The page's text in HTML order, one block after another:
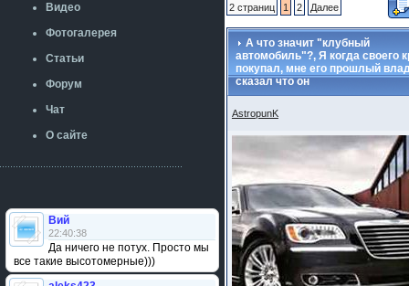
Видео
Фотогалерея
Статьи
Форум
Чат
О сайте
Вий
22:40:38
Да ничего не потух. Просто мы
все такие высотомерные)))
2 страниц 1 2 Далее
А что значит "клубный
автомобиль"?, Я когда своего
покупал, мне его прошлый
сказал что он
AstropunK